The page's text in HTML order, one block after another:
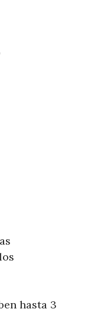
hasta 3